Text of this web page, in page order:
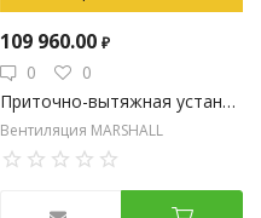
109 960.00 ₽
0
0
Приточно-вытяжная установка на 1250 м3/час с пластинчатым рекуператором с электрическим нагревом
Вентиляция MARSHALL